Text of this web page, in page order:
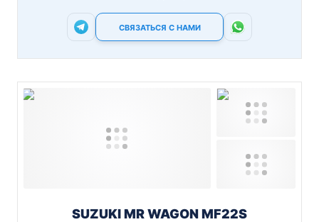
СВЯЗАТЬСЯ С НАМИ
SUZUKI MR WAGON MF22S